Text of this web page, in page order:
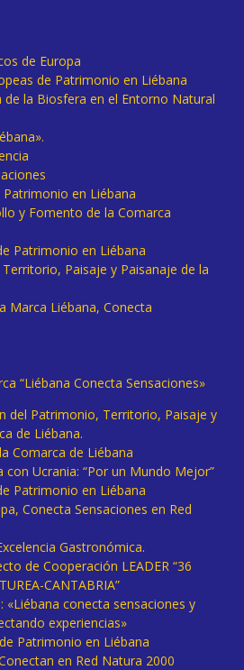
de Europa
de Patrimonio en Liébana
de la Biosfera en el Entorno Natural
Patrimonio en Liébana
y Fomento de la Comarca
Patrimonio en Liébana
Paisaje y Paisanaje de la
Marca Liébana, Conecta
“Liébana Conecta Sensaciones»
del Patrimonio, Territorio, Paisaje y
de Liébana.
Comarca de Liébana
con Ucrania: “Por un Mundo Mejor”
Patrimonio en Liébana
Conecta Sensaciones en Red
Gastronómica.
de Cooperación LEADER “36
CANTABRIA”
«Liébana conecta sensaciones y
experiencias»
Patrimonio en Liébana
en Red Natura 2000